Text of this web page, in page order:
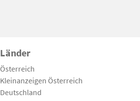
Länder
Österreich
Kleinanzeigen Österreich
Deutschland